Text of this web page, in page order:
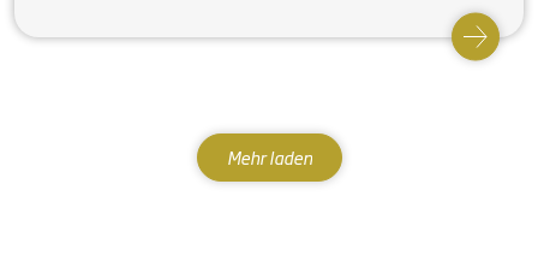
Mehr laden